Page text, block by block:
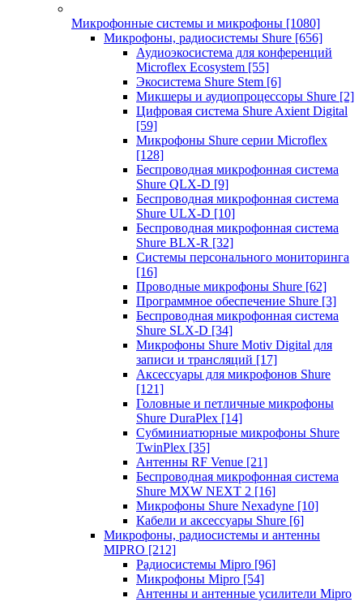
Микрофонные системы и микрофоны [1080]
Микрофоны, радиосистемы Shure [656]
Аудиоэкосистема для конференций
Microflex Ecosystem [55]
Экосистема Shure Stem [6]
Микшеры и аудиопроцессоры Shure [2]
Цифровая система Shure Axient Digital
[59]
Микрофоны Shure серии Microflex
[128]
Беспроводная микрофонная система
Shure QLX-D [9]
Беспроводная микрофонная система
Shure ULX-D [10]
Беспроводная микрофонная система
Shure BLX-R [32]
Системы персонального мониторинга
[16]
Проводные микрофоны Shure [62]
Программное обеспечение Shure [3]
Беспроводная микрофонная система
Shure SLX-D [34]
Микрофоны Shure Motiv Digital для
записи и трансляций [17]
Аксессуары для микрофонов Shure
[121]
Головные и петличные микрофоны
Shure DuraPlex [14]
Субминиатюрные микрофоны Shure
TwinPlex [35]
Антенны RF Venue [21]
Беспроводная микрофонная система
Shure MXW NEXT 2 [16]
Микрофоны Shure Nexadyne [10]
Кабели и аксессуары Shure [6]
Микрофоны, радиосистемы и антенны
MIPRO [212]
Радиосистемы Mipro [96]
Микрофоны Mipro [54]
Антенны и антенные усилители Mipro